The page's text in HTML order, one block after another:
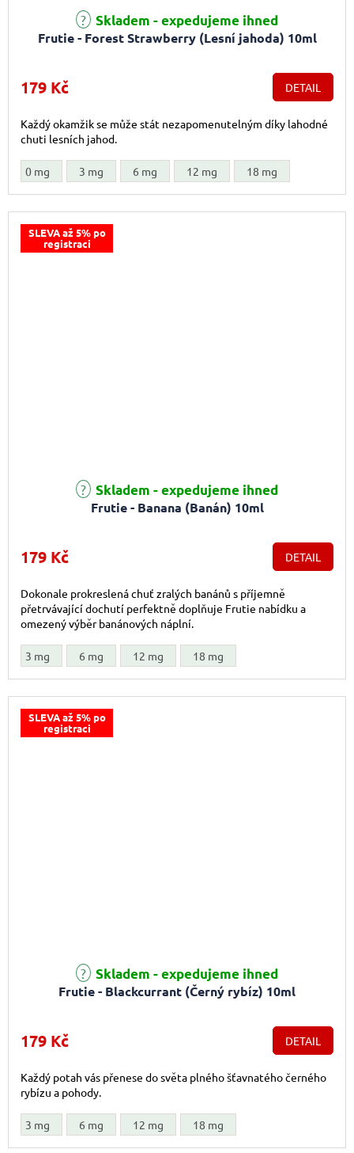
Frutie - Forest Strawberry (Lesní jahoda) 10ml
Průměrné hodnocení produktu je 5,0 z 5 hvězdiček.
Skladem - expedujeme ihned
179 Kč DETAIL
Každý okamžik se může stát nezapomenutelným díky lahodné
chuti lesních jahod.
0 mg 3 mg 6 mg 12 mg 18 mg
SLEVA až 5% po
registraci
Frutie - Banana (Banán) 10ml
Průměrné hodnocení produktu je 2,3 z 5 hvězdiček.
Skladem - expedujeme ihned
179 Kč DETAIL
Dokonale prokreslená chuť zralých banánů s příjemně
přetrvávající dochutí perfektně doplňuje Frutie nabídku a
omezený výběr banánových náplní.
3 mg 6 mg 12 mg 18 mg
SLEVA až 5% po
registraci
Frutie - Blackcurrant (Černý rybíz) 10ml
Průměrné hodnocení produktu je 2,0 z 5 hvězdiček.
Skladem - expedujeme ihned
179 Kč DETAIL
Každý potah vás přenese do světa plného šťavnatého černého
rybízu a pohody.
3 mg 6 mg 12 mg 18 mg